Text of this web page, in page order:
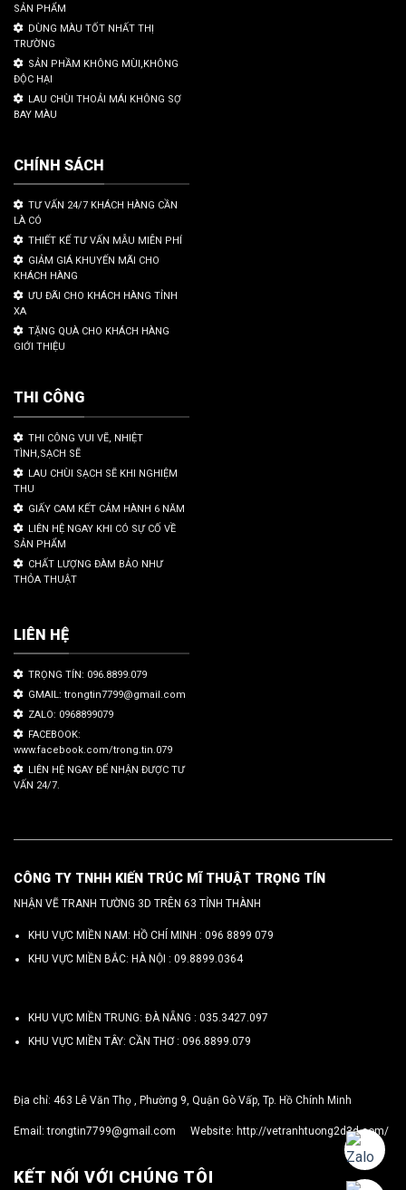
SẢN PHẨM
DÙNG MÀU TỐT NHẤT THỊ
TRƯỜNG
SẢN PHẦM KHÔNG MÙI,KHÔNG
ĐỘC HẠI
LAU CHÙI THOẢI MÁI KHÔNG SỢ
BAY MÀU
CHÍNH SÁCH
TƯ VẤN 24/7 KHÁCH HÀNG CẦN
LÀ CÓ
THIẾT KẾ TƯ VẤN MẪU MIỄN PHÍ
GIẢM GIÁ KHUYẾN MÃI CHO
KHÁCH HÀNG
ƯU ĐÃI CHO KHÁCH HÀNG TỈNH
XA
TẶNG QUÀ CHO KHÁCH HÀNG
GIỚI THIỆU
THI CÔNG
THI CÔNG VUI VẼ, NHIỆT
TÌNH,SẠCH SẼ
LAU CHÙI SẠCH SẼ KHI NGHIỆM
THU
GIẤY CAM KẾT CẢM HÀNH 6 NĂM
LIÊN HỆ NGAY KHI CÓ SỰ CỐ VỀ
SẢN PHẨM
CHẤT LƯỢNG ĐÀM BẢO NHƯ
THỎA THUẬT
LIÊN HỆ
TRỌNG TÍN: 096.8899.079
GMAIL: trongtin7799@gmail.com
ZALO: 0968899079
FACEBOOK:
www.facebook.com/trong.tin.079
LIÊN HỆ NGAY ĐỂ NHẬN ĐƯỢC TƯ
VẤN 24/7.
CÔNG TY TNHH KIẾN TRÚC MĨ THUẬT TRỌNG TÍN
NHẬN VẼ TRANH TƯỜNG 3D TRÊN 63 TỈNH THÀNH
KHU VỰC MIỀN NAM: HỒ CHÍ MINH : 096 8899 079
KHU VỰC MIỀN BẮC: HÀ NỘI : 09.8899.0364
KHU VỰC MIỀN TRUNG: ĐÀ NẴNG : 035.3427.097
KHU VỰC MIỀN TÂY: CẦN THƠ : 096.8899.079
Địa chỉ: 463 Lê Văn Thọ , Phường 9, Quận Gò Vấp, Tp. Hồ Chính Minh
Email:trongtin7799@gmail.com Website: http://vetranhtuong2d3d.com/
KẾT NỐI VỚI CHÚNG TÔI